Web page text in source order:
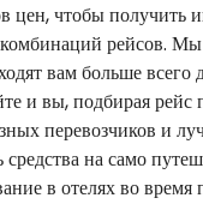
цен, чтобы
рейсов.
вам больше всего
и вы, подбирая рейс
перевозчиков и
на само
в отелях во